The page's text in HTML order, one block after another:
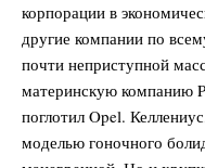
корпорации в
другие компании по
почти неприступной
материнскую компанию
поглотил Opel.
моделью гоночного